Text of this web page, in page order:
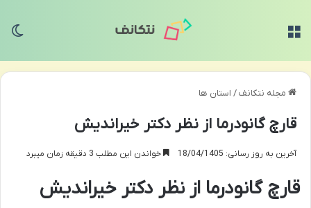
مجله نتکانف/ استان ها
قارچ گانودرما از نظر دکتر خیراندیش
آخرین به روز رسانی: 18/04/1405 خواندن این مطلب 3 دقیقه زمان میبرد
قارچ گانودرما از نظر دکتر خیراندیش